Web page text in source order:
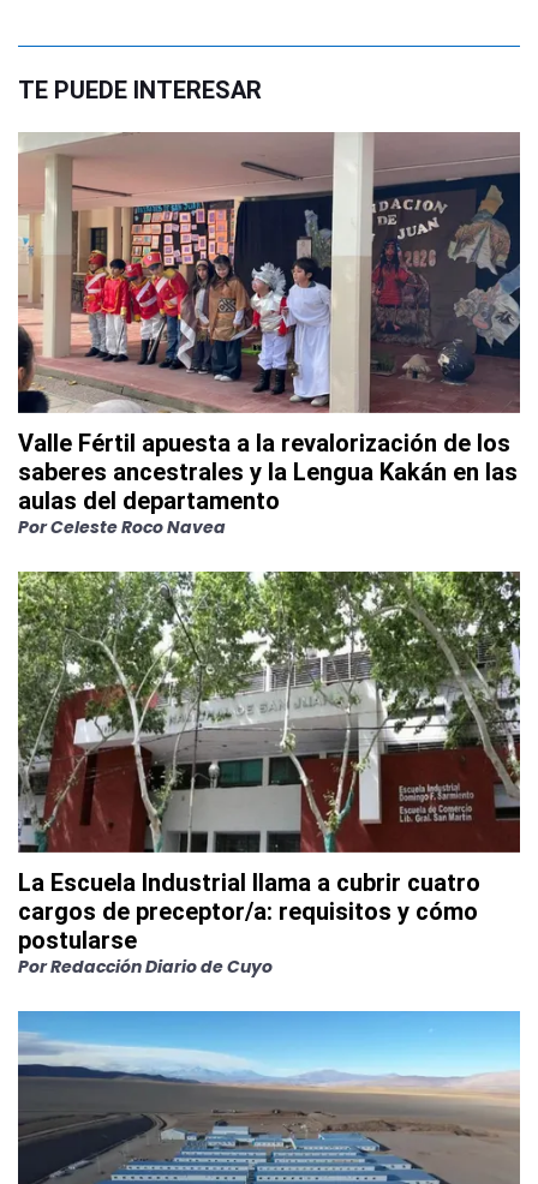
TE PUEDE INTERESAR
Valle Fértil apuesta a la revalorización de los
saberes ancestrales y la Lengua Kakán en las
aulas del departamento
PorCeleste Roco Navea
La Escuela Industrial llama a cubrir cuatro
cargos de preceptor/a: requisitos y cómo
postularse
PorRedacción Diario de Cuyo